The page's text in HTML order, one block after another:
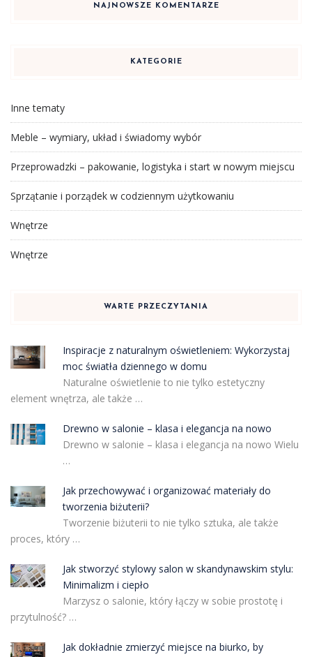
NAJNOWSZE KOMENTARZE
KATEGORIE
Inne tematy
Meble – wymiary, układ i świadomy wybór
Przeprowadzki – pakowanie, logistyka i start w nowym miejscu
Sprzątanie i porządek w codziennym użytkowaniu
Wnętrze
Wnętrze
WARTE PRZECZYTANIA
Inspiracje z naturalnym oświetleniem: Wykorzystaj
moc światła dziennego w domu
Naturalne oświetlenie to nie tylko estetyczny
element wnętrza, ale także …
Drewno w salonie – klasa i elegancja na nowo
Drewno w salonie – klasa i elegancja na nowo Wielu
…
Jak przechowywać i organizować materiały do
tworzenia biżuterii?
Tworzenie biżuterii to nie tylko sztuka, ale także
proces, który …
Jak stworzyć stylowy salon w skandynawskim stylu:
Minimalizm i ciepło
Marzysz o salonie, który łączy w sobie prostotę i
przytulność? …
Jak dokładnie zmierzyć miejsce na biurko, by